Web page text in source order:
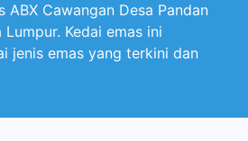
ABX Cawangan Desa Pandan
Kedai emas ini
jenis emas yang terkini dan